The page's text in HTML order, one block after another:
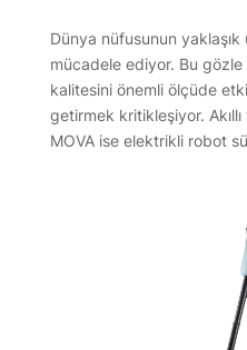
Dünya nüfusunun
mücadele ediyor. Bu
kalitesini önemli ölçüde
getirmek kritikleşiyor.
MOVA ise elektrikli robot